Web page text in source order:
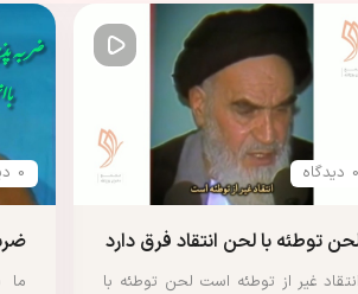
0 دیدگاه
توطئه با لحن انتقاد فرق دارد
انتقاد غیر از توطئه است لحن توطئه با
0 دیدگاه
ما